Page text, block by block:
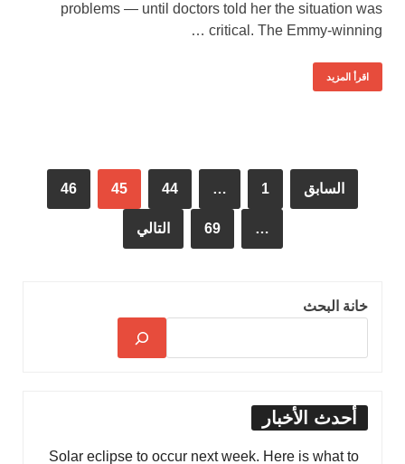
problems — until doctors told her the situation was
critical. The Emmy-winning …
اقرأ المزيد
السابق 1
…
44
45
46
…
69 التالي
خانة البحث
أحدث الأخبار
Solar eclipse to occur next week. Here is what to